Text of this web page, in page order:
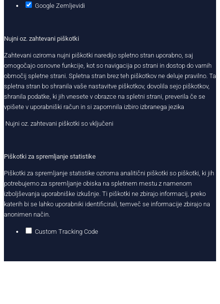
Google Zemljevidi
Nujni oz. zahtevani piškotki
Zahtevani oziroma nujni piškotki naredijo spletno stran uporabno, saj
omogočajo osnovne funkcije, kot so navigacija po strani in dostop do varnih
območij spletne strani. Spletna stran brez teh piškotkov ne deluje pravilno. Ta
spletna stran bo shranila vaše nastavitve piškotkov, dovolila sejo piškotkov,
shranila podatke, ki jih vnesete v obrazce na spletni strani, preverila če se
vpišete v uporabniški račun in si zapomnila izbiro izbranega jezika
Nujni oz. zahtevani piškotki so vključeni
Piškotki za spremljanje statistike
Piškotki za spremljanje statistike oziroma analitični piškotki so piškotki, ki jih
potrebujemo za spremljanje obiska na spletnem mestu z namenom
izboljševanja uporabniške izkušnje. Ti piškotki ne zbirajo informacij, preko
katerih bi se lahko uporabniki identificirali, temveč se informacije zbirajo na
anonimen način.
Custom Tracking Code